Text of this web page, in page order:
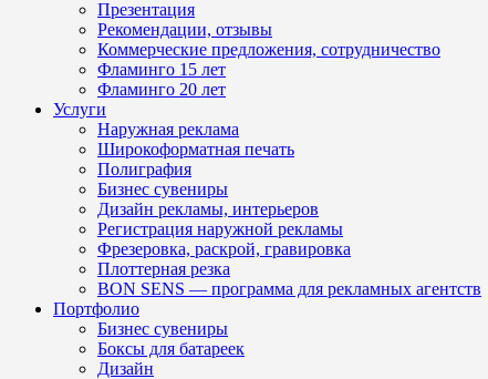
Презентация
Рекомендации, отзывы
Коммерческие предложения, сотрудничество
Фламинго 15 лет
Фламинго 20 лет
Услуги
Наружная реклама
Широкоформатная печать
Полиграфия
Бизнес сувениры
Дизайн рекламы, интерьеров
Регистрация наружной рекламы
Фрезеровка, раскрой, гравировка
Плоттерная резка
BON SENS — программа для рекламных агентств
Портфолио
Бизнес сувениры
Боксы для батареек
Дизайн